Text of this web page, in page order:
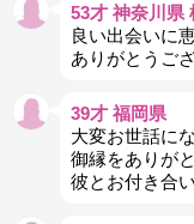
53才 神奈川県
良い出会いに
ありがとうご
39才 福岡県
大変お世話に
御縁をありが
彼とお付き合